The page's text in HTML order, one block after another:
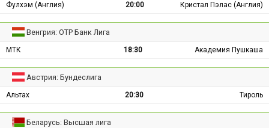
Фулхэм (Англия)
20:00 Кристал Пэлас (Англия)
Венгрия: ОТР Банк Лига
МТК 18:30 Академия Пушкаша
Австрия: Бундеслига
Альтах 20:30 Тироль
Беларусь: Высшая лига